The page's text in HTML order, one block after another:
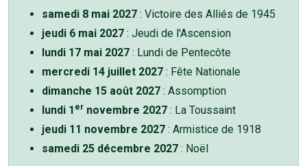
samedi 8 mai 2027 : Victoire des Alliés de 1945
jeudi 6 mai 2027 : Jeudi de l'Ascension
lundi 17 mai 2027 : Lundi de Pentecôte
mercredi 14 juillet 2027 : Fête Nationale
dimanche 15 août 2027 : Assomption
lundi 1 er novembre 2027 : La Toussaint
jeudi 11 novembre 2027 : Armistice de 1918
samedi 25 décembre 2027 : Noël